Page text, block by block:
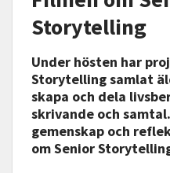
Storytelling
Under hösten har
Storytelling samlat
skapa och dela
skrivande och
gemenskap och
om Senior